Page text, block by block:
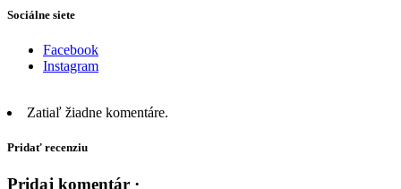
Sociálne siete
Facebook
Instagram
Zatiaľ žiadne komentáre.
Pridať recenziu
Pridaj komentár ·